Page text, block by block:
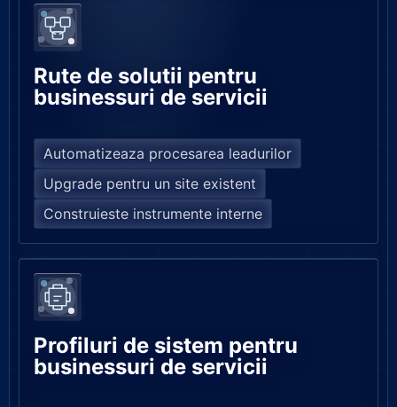
Rute de solutii pentru
businessuri de servicii
Automatizeaza procesarea leadurilor
Upgrade pentru un site existent
Construieste instrumente interne
Profiluri de sistem pentru
businessuri de servicii